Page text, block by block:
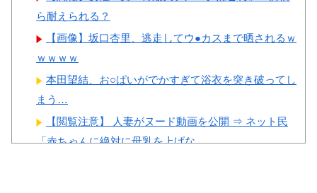
ら耐えられる？
【画像】坂口杏里、逃走してウ●カスまで晒されるｗ
ｗｗｗｗ
本田望結、お○ぱいがでかすぎて浴衣を突き破ってし
まう…
【閲覧注意】 人妻がヌード動画を公開 ⇒ ネット民
「赤ちゃんに絶対に母乳を上げな...